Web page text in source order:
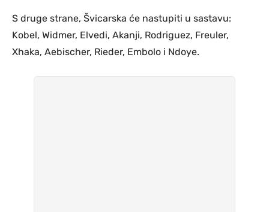
S druge strane, Švicarska će nastupiti u sastavu:
Kobel, Widmer, Elvedi, Akanji, Rodriguez, Freuler,
Xhaka, Aebischer, Rieder, Embolo i Ndoye.